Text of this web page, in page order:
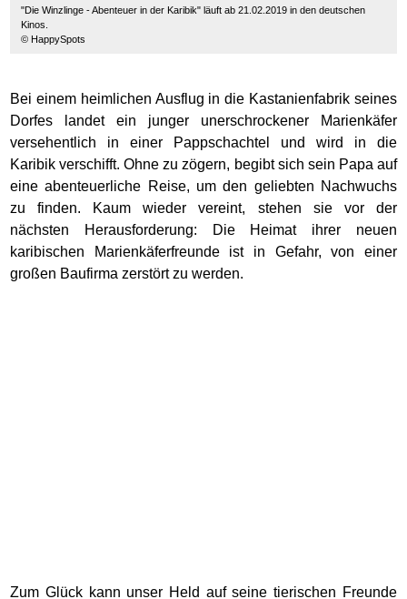
"Die Winzlinge - Abenteuer in der Karibik" läuft ab 21.02.2019 in den deutschen
Kinos.
© HappySpots
Bei einem heimlichen Ausflug in die Kastanienfabrik seines
Dorfes landet ein junger unerschrockener Marienkäfer
versehentlich in einer Pappschachtel und wird in die
Karibik verschifft. Ohne zu zögern, begibt sich sein Papa auf
eine abenteuerliche Reise, um den geliebten Nachwuchs
zu finden. Kaum wieder vereint, stehen sie vor der
nächsten Herausforderung: Die Heimat ihrer neuen
karibischen Marienkäferfreunde ist in Gefahr, von einer
großen Baufirma zerstört zu werden.
Zum Glück kann unser Held auf seine tierischen Freunde